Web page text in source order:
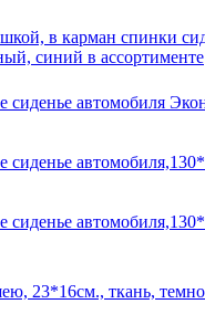
в карман спинки
синий в ассортименте
сиденье автомобиля
сиденье
сиденье
23*16см., ткань,